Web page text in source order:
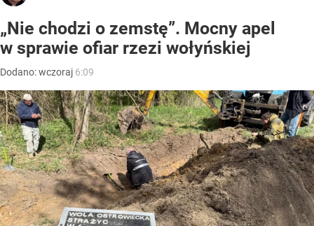
„Nie chodzi o zemstę”. Mocny apel
w sprawie ofiar rzezi wołyńskiej
Dodano:wczoraj 6:09